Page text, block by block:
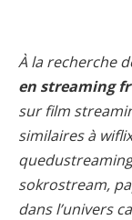
À la recherche
en streaming fr
sur film
similaires à
sokrostream,
dans l’univers